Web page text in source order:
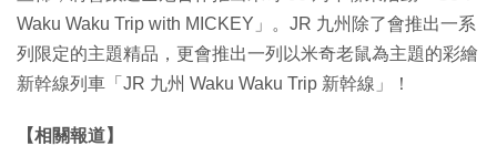
Waku Waku Trip with MICKEY」。JR 九州除了會推出一系
列限定的主題精品，更會推出一列以米奇老鼠為主題的彩繪
新幹線列車「JR 九州 Waku Waku Trip 新幹線」！
【相關報道】